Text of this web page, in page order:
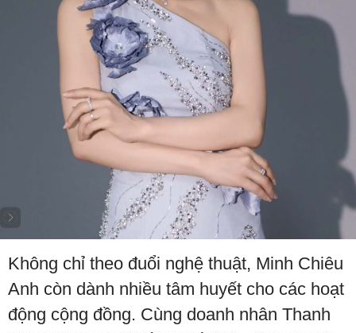
Không chỉ theo đuổi nghệ thuật, Minh Chiêu
Anh còn dành nhiều tâm huyết cho các hoạt
động cộng đồng. Cùng doanh nhân Thanh